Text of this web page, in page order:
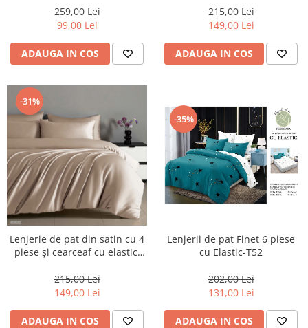
259,00 Lei
99,00 Lei
ADAUGA IN COS
GD8004
215,00 Lei
149,00 Lei
ADAUGA IN COS
-31%
Lenjerie de pat din satin cu 4
piese și cearceaf cu elastic,
215,00 Lei
149,00 Lei
ADAUGA IN COS
-35%
Lenjerii de pat Finet 6 piese
cu Elastic-T52
202,00 Lei
131,00 Lei
ADAUGA IN COS